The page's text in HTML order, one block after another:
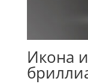
Икона